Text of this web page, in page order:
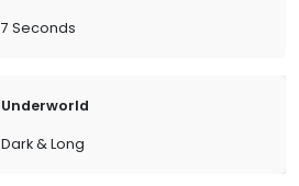
7 Seconds
Underworld
Dark & Long